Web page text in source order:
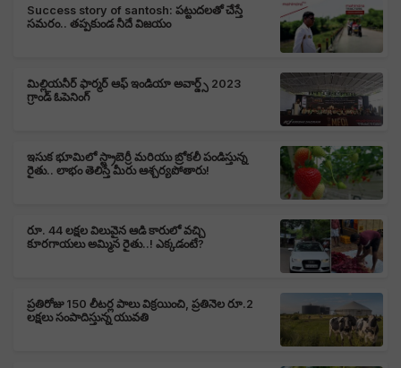
Success story of santosh: పట్టుదలతో చేస్తే
సమరం.. తప్పకుండ నీదే విజయం
మిల్లియనీర్ ఫార్మర్ ఆఫ్ ఇండియా అవార్డ్స్ 2023
గ్రాండ్ ఓపెనింగ్
ఇసుక భూమిలో స్ట్రాబెర్రీ మరియు బ్రోకలీ పండిస్తున్న
రైతు.. లాభం తెలిస్తే మీరు ఆశ్చర్యపోతారు!
రూ. 44 లక్షల విలువైన ఆడి కారులో వచ్చి
కూరగాయలు అమ్మిన రైతు..! ఎక్కడంటే?
ప్రతిరోజు 150 లీటర్ల పాలు విక్రయించి, ప్రతినెల రూ.2
లక్షలు సంపాదిస్తున్న యువతి